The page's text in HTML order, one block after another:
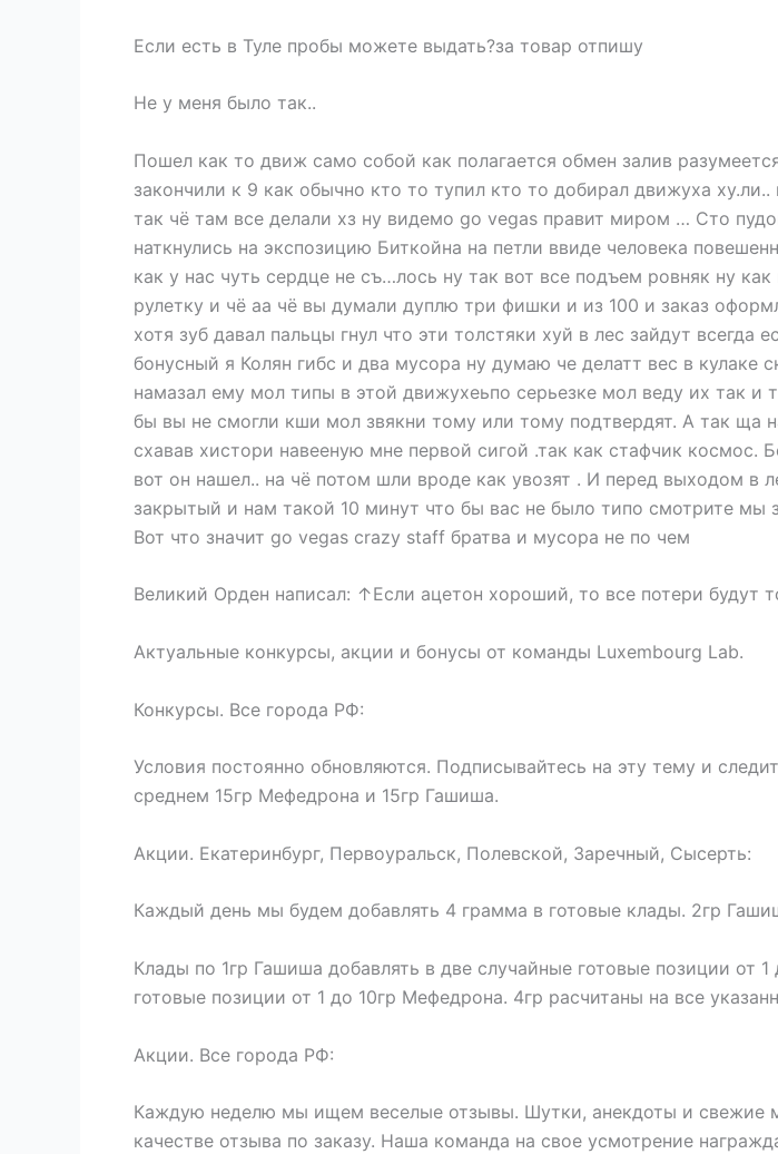
Если есть в Туле пробы можете выдать?за товар отпишу
Не у меня было так..
Пошел как то движ само собой как полагается обмен залив
закончили к 9 как обычно кто то тупил кто то добирал движуха
так чё там все делали хз ну видемо go vegas правит миром … Сто
наткнулись на экспозицию Биткойна на петли ввиде человека
как у нас чуть сердце не съ…лось ну так вот все подъем ровняк ну
рулетку и чё аа чё вы думали дуплю три фишки и из 100 и заказ
хотя зуб давал пальцы гнул что эти толстяки хуй в лес зайдут
бонусный я Колян гибс и два мусора ну думаю че делатт вес в
намазал ему мол типы в этой движухеьпо серьезке мол веду их так и
бы вы не смогли кши мол звякни тому или тому подтвердят. А так ща
схавав хистори навееную мне первой сигой .так как стафчик
вот он нашел.. на чё потом шли вроде как увозят . И перед выходом в
закрытый и нам такой 10 минут что бы вас не было типо смотрите
Вот что значит go vegas crazy staff братва и мусора не по чем
Великий Орден написал: ↑Если ацетон хороший, то все потери будут
Актуальные конкурсы, акции и бонусы от команды Luxembourg Lab.
Конкурсы. Все города РФ:
Условия постоянно обновляются. Подписывайтесь на эту тему и
среднем 15гр Мефедрона и 15гр Гашиша.
Акции. Екатеринбург, Первоуральск, Полевской, Заречный, Сысерть:
Каждый день мы будем добавлять 4 грамма в готовые клады. 2гр
Клады по 1гр Гашиша добавлять в две случайные готовые позиции от
готовые позиции от 1 до 10гр Мефедрона. 4гр расчитаны на все
Акции. Все города РФ:
Каждую неделю мы ищем веселые отзывы. Шутки, анекдоты и свежие
качестве отзыва по заказу. Наша команда на свое усмотрение